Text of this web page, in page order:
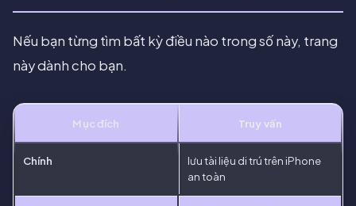
Nếu bạn từng tìm bất kỳ điều nào trong số này, trang
này dành cho bạn.
Mục đích Truy vấn
Chính
lưu tài liệu di trú trên iPhone
an toàn